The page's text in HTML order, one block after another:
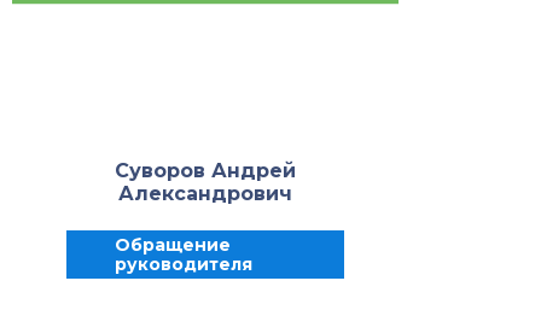
Суворов Андрей
Александрович
Обращение
руководителя